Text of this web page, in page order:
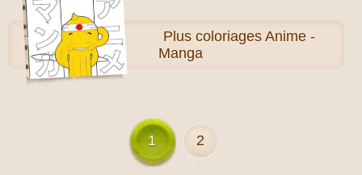
Plus coloriages Anime -
Manga
1 2